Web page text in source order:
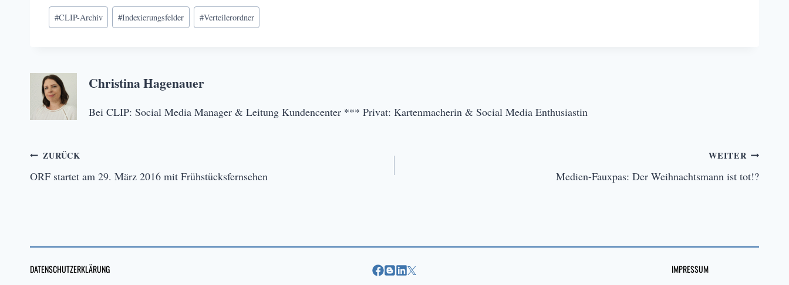
Schlagworte:
#CLIP-Archiv #Indexierungsfelder #Verteilerordner
Christina Hagenauer
Bei CLIP: Social Media Manager & Leitung Kundencenter *** Privat: Kartenmacherin & Social Media Enthusiastin
Beitragsnavigation
ZURÜCK
ORF startet am 29. März 2016 mit Frühstücksfernsehen
WEITER
Medien-Fauxpas: Der Weihnachtsmann ist tot!?
DATENSCHUTZERKLÄRUNG IMPRESSUM